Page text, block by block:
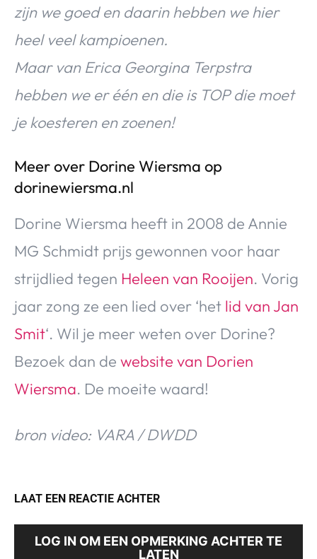
zijn we goed en daarin hebben we hier
heel veel kampioenen.
Maar van Erica Georgina Terpstra
hebben we er één en die is TOP die moet
je koesteren en zoenen!
Meer over Dorine Wiersma op
dorinewiersma.nl
Dorine Wiersma heeft in 2008 de Annie
MG Schmidt prijs gewonnen voor haar
strijdlied tegen Heleen van Rooijen. Vorig
jaar zong ze een lied over ‘het lid van Jan
Smit‘. Wil je meer weten over Dorine?
Bezoek dan de website van Dorien
Wiersma. De moeite waard!
bron video: VARA / DWDD
LAAT EEN REACTIE ACHTER
LOG IN OM EEN OPMERKING ACHTER TE
LATEN